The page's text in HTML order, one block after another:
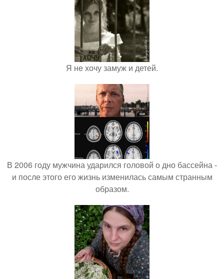
Я не хочу замуж и детей.
В 2006 году мужчина ударился головой о дно бассейна -
и после этого его жизнь изменилась самым странным
образом.